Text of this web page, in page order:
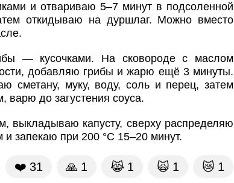
и отвариваю 5–7 минут в подсоленной
откидываю на дуршлаг. Можно вместо
— кусочками. На сковороде с маслом
добавляю грибы и жарю ещё 3 минуты.
сметану, муку, воду, соль и перец, затем
варю до загустения соуса.
выкладываю капусту, сверху распределяю
запекаю при 200 °C 15–20 минут.
❤️ 31 🙏 1 😹 1 🙀 1 😿 1